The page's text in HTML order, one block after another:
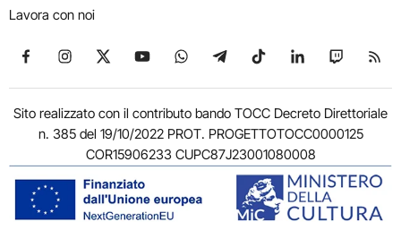
Lavora con noi
Seguici su Facebook
Seguici su Instagram
Seguici su X
Seguici su YouTube
Seguici su WhatsApp
Seguici su Telegram
Seguici su TikTok
Seguici su
Seguici
Sito realizzato con il contributo bando TOCC Decreto Direttoriale
n. 385 del 19/10/2022 PROT. PROGETTOTOCC0000125
COR15906233 CUPC87J23001080008